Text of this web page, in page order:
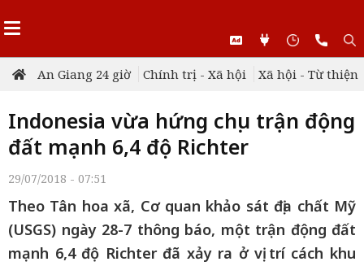
An Giang 24 giờ Chính trị - Xã hội Xã hội - Từ thiện
Indonesia vừa hứng chịu trận động
đất mạnh 6,4 độ Richter
29/07/2018 - 07:51
Theo Tân hoa xã, Cơ quan khảo sát địa chất Mỹ
(USGS) ngày 28-7 thông báo, một trận động đất
mạnh 6,4 độ Richter đã xảy ra ở vị trí cách khu